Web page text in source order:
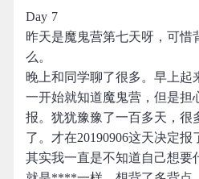
Day 7
昨天是魔鬼营第七天呀，可惜
么。
晚上和同学聊了很多。早上起
一开始就知道魔鬼营，但是担
报。犹犹豫豫了一百多天，很
了。才在20190906这天决定报
其实我一直是不知道自己想要